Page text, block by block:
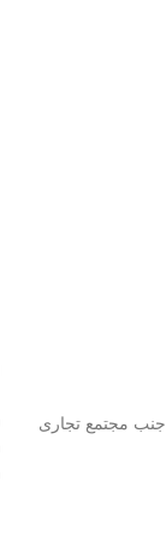
کردستان٬ بانه بلوار شهدا٬ جنب مجتمع تجاری